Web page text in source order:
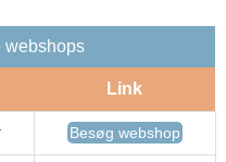
webshops
Link
Besøg webshop